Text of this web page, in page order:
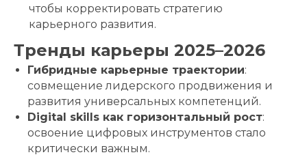
чтобы корректировать стратегию
карьерного развития.
Тренды карьеры 2025–2026
Гибридные карьерные траектории:
совмещение лидерского продвижения и
развития универсальных компетенций.
Digital skills как горизонтальный рост:
освоение цифровых инструментов стало
критически важным.